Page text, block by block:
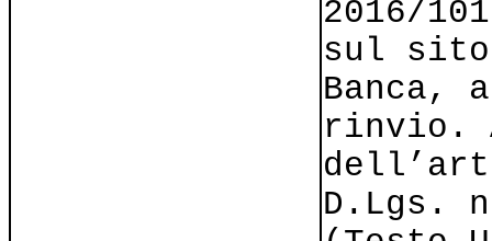
2016/
sul
Banca,
rinvio.
D.Lgs.